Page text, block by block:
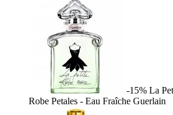
-15% La
Robe Petales - Eau Fraîche Guerlain